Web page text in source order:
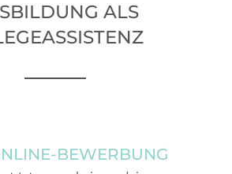
ALS
BEWERBUNG